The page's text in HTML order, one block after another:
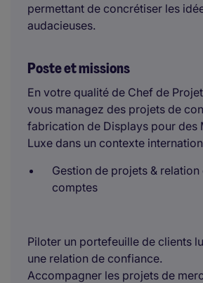
permettant de concrétiser les
audacieuses.
Poste et missions
En votre qualité de Chef de
vous managez des projets de
fabrication de Displays pour des
Luxe dans un contexte
Gestion de projets &
comptes
Piloter un portefeuille de clients
une relation de confiance.
Accompagner les projets de